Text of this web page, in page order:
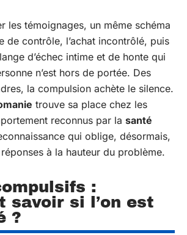
les témoignages, un même schéma
de contrôle, l’achat incontrôlé, puis
d’échec intime et de honte qui
n’est hors de portée. Des
la compulsion achète le silence.
trouve sa place chez les
reconnus par la santé
qui oblige, désormais,
à la hauteur du problème.
:
savoir si l’on est
?